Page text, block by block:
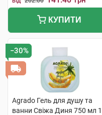
КУПИТИ
−30%
Agrado Гель для душу та
ванни Свіжа Диня 750 мл 1